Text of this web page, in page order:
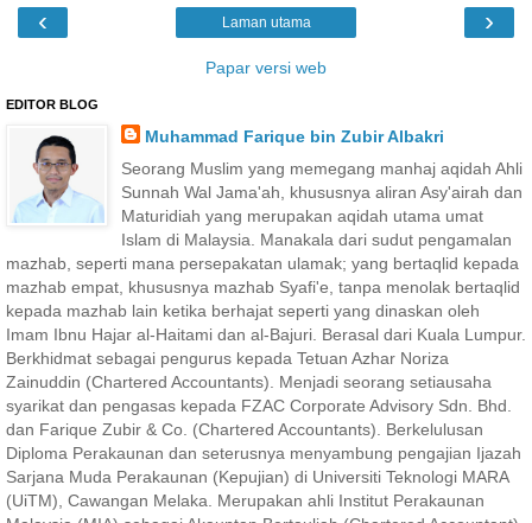
‹ ›
Laman utama
Papar versi web
EDITOR BLOG
Muhammad Farique bin Zubir Albakri
Seorang Muslim yang memegang manhaj aqidah Ahli
Sunnah Wal Jama'ah, khususnya aliran Asy'airah dan
Maturidiah yang merupakan aqidah utama umat
Islam di Malaysia. Manakala dari sudut pengamalan
mazhab, seperti mana persepakatan ulamak; yang bertaqlid kepada
mazhab empat, khususnya mazhab Syafi'e, tanpa menolak bertaqlid
kepada mazhab lain ketika berhajat seperti yang dinaskan oleh
Imam Ibnu Hajar al-Haitami dan al-Bajuri. Berasal dari Kuala Lumpur.
Berkhidmat sebagai pengurus kepada Tetuan Azhar Noriza
Zainuddin (Chartered Accountants). Menjadi seorang setiausaha
syarikat dan pengasas kepada FZAC Corporate Advisory Sdn. Bhd.
dan Farique Zubir & Co. (Chartered Accountants). Berkelulusan
Diploma Perakaunan dan seterusnya menyambung pengajian Ijazah
Sarjana Muda Perakaunan (Kepujian) di Universiti Teknologi MARA
(UiTM), Cawangan Melaka. Merupakan ahli Institut Perakaunan